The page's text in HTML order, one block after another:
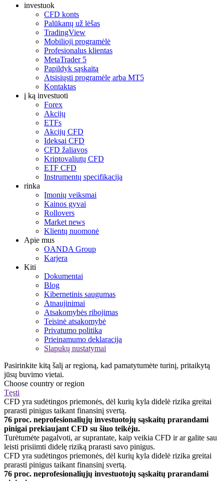
investuok
CFD konts
Palūkanų už lėšas
TradingView
Mobilioji programėlė
Profesionalus klientas
MetaTrader 5
Papildyk sąskaitą
Atsisiųsti programėlę arba MT5
Kontaktas
į ką investuoti
Forex
Akcijų
ETFs
Akcijų CFD
Ideksai CFD
CFD žaliavos
Kriptovaliutų CFD
ETF CFD
Instrumentų specifikacija
rinka
Įmonių veiksmai
Kainos gyvai
Rollovers
Market news
Klientų nuomonė
Apie mus
OANDA Group
Karjera
Kiti
Dokumentai
Blog
Kibernetinis saugumas
Atnaujinimai
Atsakomybės ribojimas
Teisinė atsakomybė
Privatumo politika
Prieinamumo deklaracija
Slapukų nustatymai
Pasirinkite kitą šalį ar regioną, kad pamatytumėte turinį, pritaikytą
jūsų buvimo vietai.
Choose country or region
Tęsti
CFD yra sudėtingos priemonės, dėl kurių kyla didelė rizika greitai
prarasti pinigus taikant finansinį svertą.
76 proc. neprofesionaliųjų investuotojų sąskaitų prarandami
pinigai prekiaujant CFD su šiuo teikėju.
Turėtumėte pagalvoti, ar suprantate, kaip veikia CFD ir ar galite sau
leisti prisiimti didelę riziką prarasti savo pinigus.
CFD yra sudėtingos priemonės, dėl kurių kyla didelė rizika greitai
prarasti pinigus taikant finansinį svertą.
76 proc. neprofesionaliųjų investuotojų sąskaitų prarandami